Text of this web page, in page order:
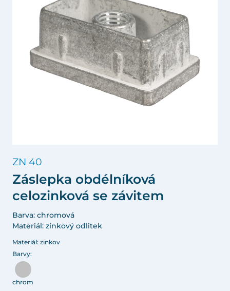
ZN 40
Záslepka obdélníková
celozinková se závitem
Barva: chromová
Materiál: zinkový odlitek
Materiál: zinkov
Barvy:
chrom